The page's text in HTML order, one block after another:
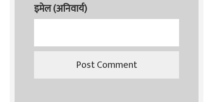
इमेल (अनिवार्य)